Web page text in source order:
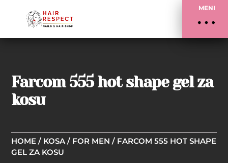
MENI
Farcom 555 hot shape gel za
kosu
HOME / KOSA / FOR MEN / FARCOM 555 HOT SHAPE
GEL ZA KOSU